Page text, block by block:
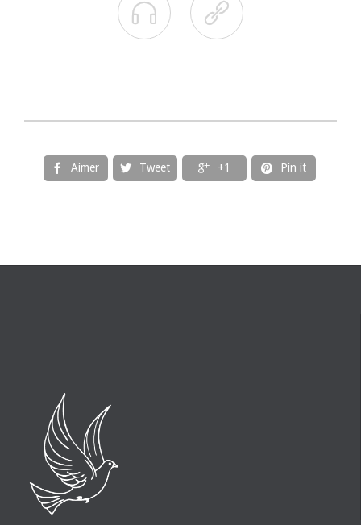
 
 Aimer  Tweet  +1  Pin it